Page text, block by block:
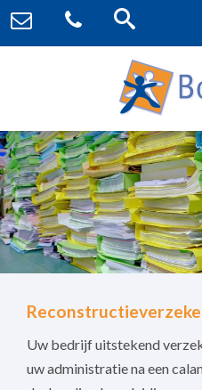
Uw bedrijf uitstekend
uw administratie na een